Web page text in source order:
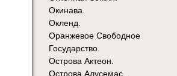
Окинава.
Окленд.
Оранжевое Свободное
Государство.
Острова Актеон.
Острова Алусемас.